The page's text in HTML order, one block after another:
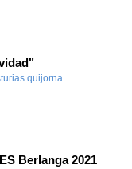
quijorna
Berlanga 2021